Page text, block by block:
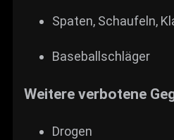
Spaten, Schaufeln,
Baseballschläger
Weitere verbotene
Drogen